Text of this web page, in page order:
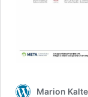
Marion